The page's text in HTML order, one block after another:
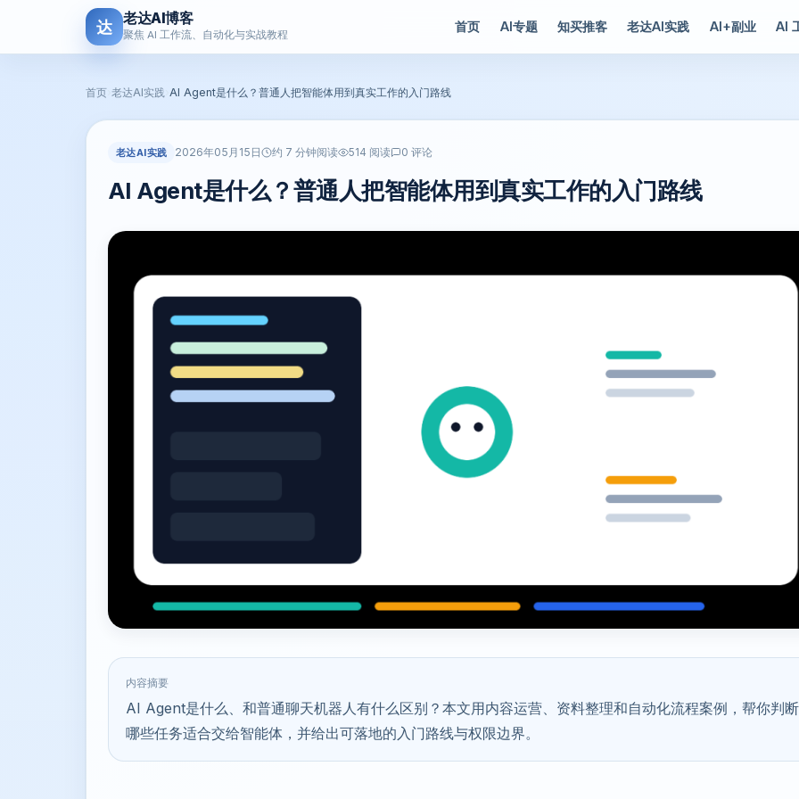
达 老达AI博客
聚焦 AI 工作流、自动化与实战教程
首页 AI专题 知买推客 老达AI实践 AI+副业 AI
首页 老达AI实践 AI Agent是什么？普通人把智能体用到真实工作的入门路线
老达AI实践 2026年05月15日 约 7 分钟阅读 514 阅读 0 评论
AI Agent是什么？普通人把智能体用到真实工作的入门路线
内容摘要
AI Agent是什么、和普通聊天机器人有什么区别？本文用内容运营、资料整理和自动化流程案例，帮你判断
哪些任务适合交给智能体，并给出可落地的入门路线与权限边界。